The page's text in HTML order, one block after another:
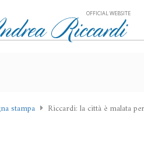
OFFICIAL WEBSITE
stampa Riccardi: la città è malata